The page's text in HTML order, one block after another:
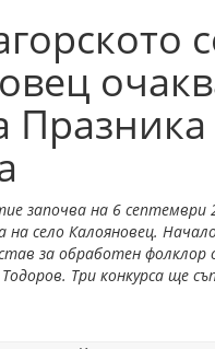
започва на 6 септември
на село Калояновец.
за обработен фолклор
Три конкурса ще